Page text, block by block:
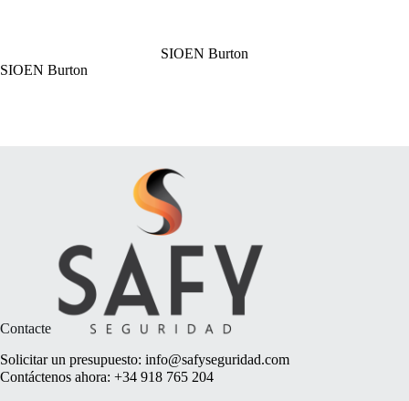
SIOEN Burton
SIOEN Burton
Contacte
Solicitar un presupuesto: info@safyseguridad.com
Contáctenos ahora: +34 918 765 204